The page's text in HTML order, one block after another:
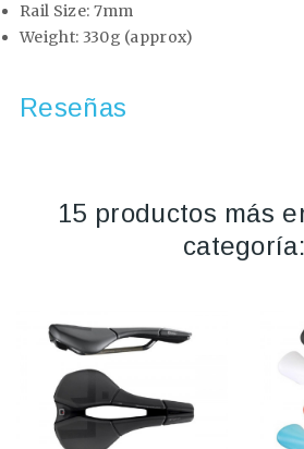
Rail Size: 7mm
Weight: 330g (approx)
Reseñas
15 productos más
categoría: